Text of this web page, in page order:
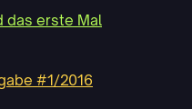
das erste Mal
#1/2016